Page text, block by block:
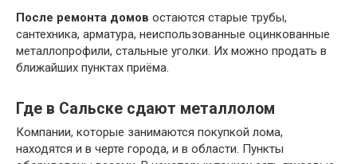
После ремонта домов остаются старые трубы,
сантехника, арматура, неиспользованные оцинкованные
металлопрофили, стальные уголки. Их можно продать в
ближайших пунктах приёма.
Где в Сальске сдают металлолом
Компании, которые занимаются покупкой лома,
находятся и в черте города, и в области. Пункты